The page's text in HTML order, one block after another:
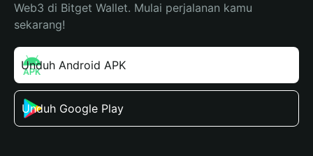
Web3 di Bitget Wallet. Mulai perjalanan kamu
sekarang!
Unduh Android APK
Unduh Google Play